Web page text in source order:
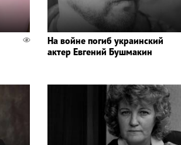
На войне погиб украинский
актер Евгений Бушмакин